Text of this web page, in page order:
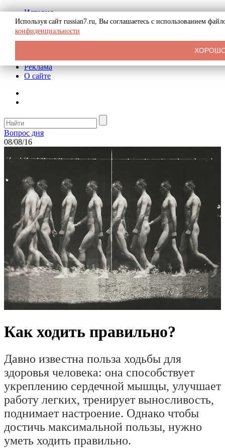
История
Биография
Криминал
СССР
Реклама
О сайте
Вопрос дня
08/08/16
Как ходить правильно?
Давно известна польза ходьбы для
здоровья человека: она способствует
укреплению сердечной мышцы, улучшает
работу легких, тренирует выносливость,
поднимает настроение. Однако чтобы
достичь максимальной пользы, нужно
уметь ходить правильно.
Используя сайт russian7.ru, Вы соглашаетесь с использованием
конфиденциальности